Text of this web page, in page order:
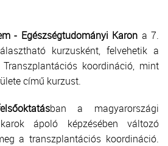
- Egészségtudományi Karon a 7.
kurzusként, felvehetik a
koordináció, mint
című kurzust.
ban a magyarországi
ápoló képzésében változó
a transzplantációs koordináció.